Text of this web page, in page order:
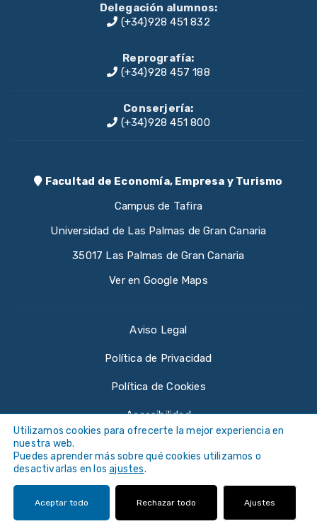
Delegación alumnos:
(+34)928 451 832
Reprografía:
(+34)928 457 188
Conserjería:
(+34)928 451 800
Facultad de Economía, Empresa y Turismo
Campus de Tafira
Universidad de Las Palmas de Gran Canaria
35017 Las Palmas de Gran Canaria
Ver en Google Maps
Aviso Legal
Política de Privacidad
Política de Cookies
Accesibilidad
©Universidad de Las Palmas de Gran Canaria ·
ULPGC
Utilizamos cookies para ofrecerte la mejor experiencia en
nuestra web.
Puedes aprender más sobre qué cookies utilizamos o
desactivarlas en losajustes.
Aceptar todo Rechazar todo Ajustes